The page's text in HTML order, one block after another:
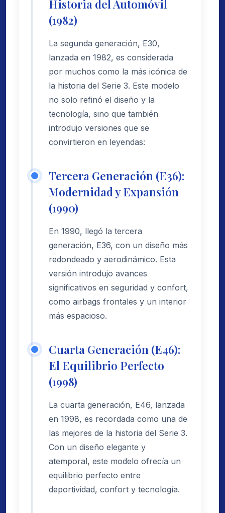
Historia del Automóvil
(1982)
La segunda generación, E30,
lanzada en 1982, es considerada
por muchos como la más icónica de
la historia del Serie 3. Este modelo
no solo refinó el diseño y la
tecnología, sino que también
introdujo versiones que se
convirtieron en leyendas:
Tercera Generación (E36):
Modernidad y Expansión
(1990)
En 1990, llegó la tercera
generación, E36, con un diseño más
redondeado y aerodinámico. Esta
versión introdujo avances
significativos en seguridad y confort,
como airbags frontales y un interior
más espacioso.
Cuarta Generación (E46):
El Equilibrio Perfecto
(1998)
La cuarta generación, E46, lanzada
en 1998, es recordada como una de
las mejores de la historia del Serie 3.
Con un diseño elegante y
atemporal, este modelo ofrecía un
equilibrio perfecto entre
deportividad, confort y tecnología.